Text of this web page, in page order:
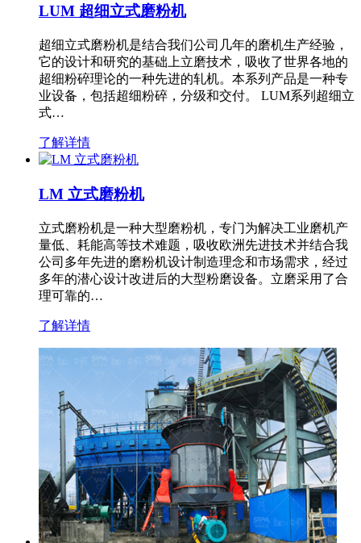
LUM 超细立式磨粉机
超细立式磨粉机是结合我们公司几年的磨机生产经验，
它的设计和研究的基础上立磨技术，吸收了世界各地的
超细粉碎理论的一种先进的轧机。本系列产品是一种专
业设备，包括超细粉碎，分级和交付。 LUM系列超细立
式…
了解详情
LM 立式磨粉机
立式磨粉机是一种大型磨粉机，专门为解决工业磨机产
量低、耗能高等技术难题，吸收欧洲先进技术并结合我
公司多年先进的磨粉机设计制造理念和市场需求，经过
多年的潜心设计改进后的大型粉磨设备。立磨采用了合
理可靠的…
了解详情